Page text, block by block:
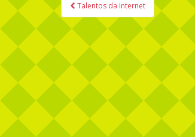
Navegação de Post
Talentos da Internet